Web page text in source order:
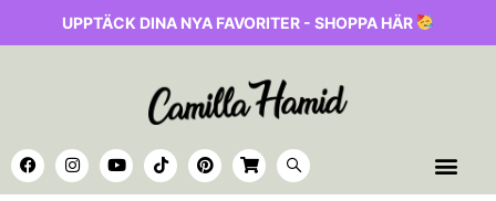
UPPTÄCK DINA NYA FAVORITER - SHOPPA HÄR